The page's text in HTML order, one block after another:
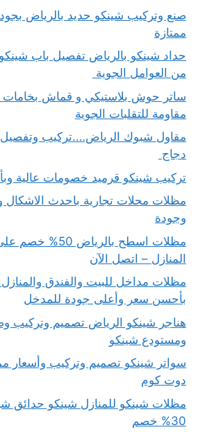
صنع وتركيب شينكو حديد بالرياض
ممتازة
حداد شينكو بالرياض تفصيل باب
من العوامل الجوية
ساتر حوش بلاستيكي و قماش بخامات
مقاومة للتقلبات الجوية
مقاول شبوك الرياض….تركيب
دجاج
تركيب شينكو قرميد خصومات عالية
مظلات محلات تجارية باحدث الاشكال
وجودة
مظلات اسطح
المنازل – اتصل الآن
مظلات مداخل للبيت والفندق
بأحسن سعر وأعلى جودة للمدخل
هناجر شينكو الرياض تصميم وتركيب
ومستودع شينكو
سواتر شينكو تصميم وتركيب وأسعار
دوت كوم
مظلات شينكو للمنازل شينكو حدائق
30% خصم